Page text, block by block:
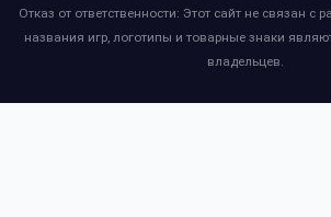
Отказ от ответственности: Этот сайт не связан с
названия игр, логотипы и товарные знаки
владельцев.